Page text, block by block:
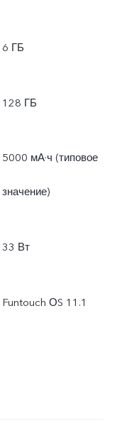
6 ГБ
128 ГБ
5000 мА·ч (типовое
значение)
33 Вт
Funtouch ОS 11.1